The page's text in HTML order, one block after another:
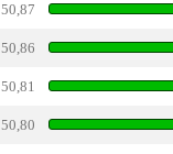
50,87
50,86
50,81
50,80